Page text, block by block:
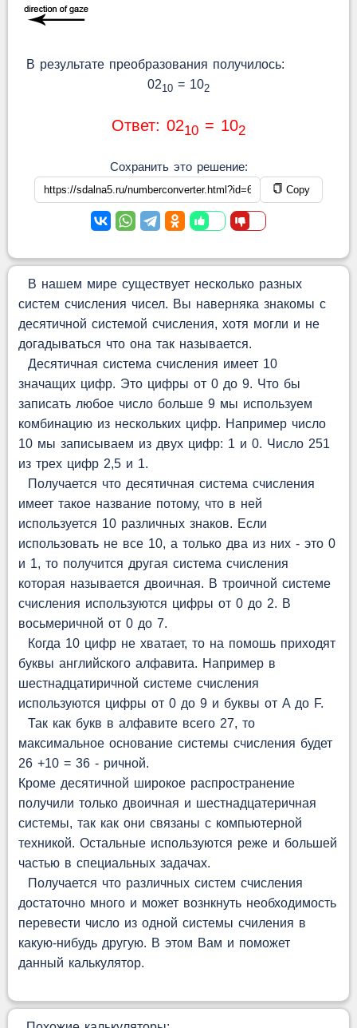
В результате преобразования получилось:
0210 = 102
Ответ: 0210 = 102
Сохранить это решение:
Copy
В нашем мире существует несколько разных
систем счисления чисел. Вы наверняка знакомы с
десятичной системой счисления, хотя могли и не
догадываться что она так называется.
Десятичная система счисления имеет 10
значащих цифр. Это цифры от 0 до 9. Что бы
записать любое число больше 9 мы используем
комбинацию из нескольких цифр. Например число
10 мы записываем из двух цифр: 1 и 0. Число 251
из трех цифр 2,5 и 1.
Получается что десятичная система счисления
имеет такое название потому, что в ней
используется 10 различных знаков. Если
использовать не все 10, а только два из них - это 0
и 1, то получится другая система счисления
которая называется двоичная. В троичной системе
счисления используются цифры от 0 до 2. В
восьмеричной от 0 до 7.
Когда 10 цифр не хватает, то на помошь приходят
буквы английского алфавита. Например в
шестнадцатиричной системе счисления
используются цифры от 0 до 9 и буквы от A до F.
Так как букв в алфавите всего 27, то
максимальное основание системы счисления будет
26 +10 = 36 - ричной.
Кроме десятичной широкое распространение
получили только двоичная и шестнадцатеричная
системы, так как они связаны с компьютерной
техникой. Остальные используются реже и большей
частью в специальных задачах.
Получается что различных систем счисления
достаточно много и может вознкнуть необходимость
перевести число из одной системы счиления в
какую-нибудь другую. В этом Вам и поможет
данный калькулятор.